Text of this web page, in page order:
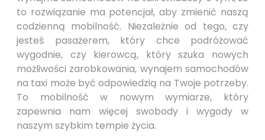
to rozwiązanie ma potencjał, aby zmienić naszą
codzienną mobilność. Niezależnie od tego, czy
jesteś pasażerem, który chce podróżować
wygodnie, czy kierowcą, który szuka nowych
możliwości zarobkowania, wynajem samochodów
na taxi może być odpowiedzią na Twoje potrzeby.
To mobilność w nowym wymiarze, który
zapewnia nam więcej swobody i wygody w
naszym szybkim tempie życia.